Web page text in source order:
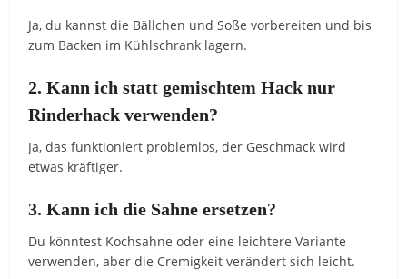
Ja, du kannst die Bällchen und Soße vorbereiten und bis
zum Backen im Kühlschrank lagern.
2. Kann ich statt gemischtem Hack nur
Rinderhack verwenden?
Ja, das funktioniert problemlos, der Geschmack wird
etwas kräftiger.
3. Kann ich die Sahne ersetzen?
Du könntest Kochsahne oder eine leichtere Variante
verwenden, aber die Cremigkeit verändert sich leicht.